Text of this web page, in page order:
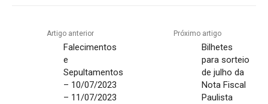
Artigo anterior
Falecimentos
e
Sepultamentos
– 10/07/2023
– 11/07/2023
Próximo artigo
Bilhetes
para sorteio
de julho da
Nota Fiscal
Paulista